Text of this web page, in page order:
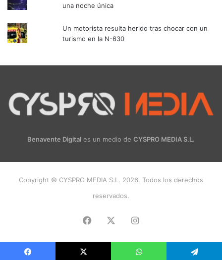
una noche única
Un motorista resulta herido tras chocar con un
turismo en la N-630
Benavente Digital es un medio de CYSPRO MEDIA S.L.
Copyright © CYSPRO MEDIA S.L. 2026. Todos los derechos
reservados.
Facebook Instagram